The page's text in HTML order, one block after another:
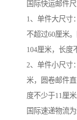
国际快运邮件尺
1、单件大尺寸
不超过60厘米
104厘米，长度
2、单件小尺寸
米，圆卷邮件
度不少于11厘米
国际速递物流